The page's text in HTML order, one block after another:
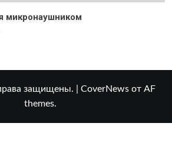
микронаушником
защищены. CoverNewsот AF
themes.